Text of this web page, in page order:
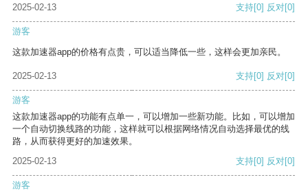
2025-02-13 支持[0] 反对[0]
游客
这款加速器app的价格有点贵，可以适当降低一些，这样会更加亲民。
2025-02-13 支持[0] 反对[0]
游客
这款加速器app的功能有点单一，可以增加一些新功能。比如，可以增加
一个自动切换线路的功能，这样就可以根据网络情况自动选择最优的线
路，从而获得更好的加速效果。
2025-02-13
支持[0] 反对[0]
游客